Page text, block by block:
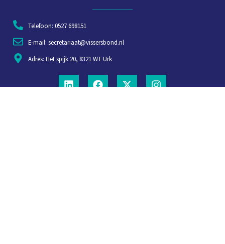
Telefoon: 0527 698151
E-mail: secretariaat@vissersbond.nl
Adres: Het spijk 20, 8321 WT Urk